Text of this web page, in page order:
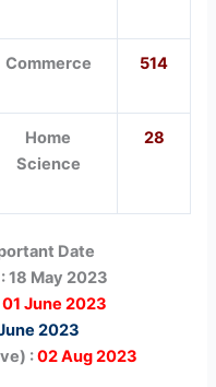
Commerce 514
Home
Science
28
Date
18 May 2023
01 June 2023
2023
:02 Aug 2023